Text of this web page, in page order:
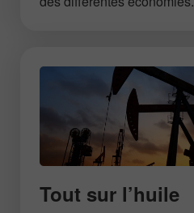
Tout sur l’huile